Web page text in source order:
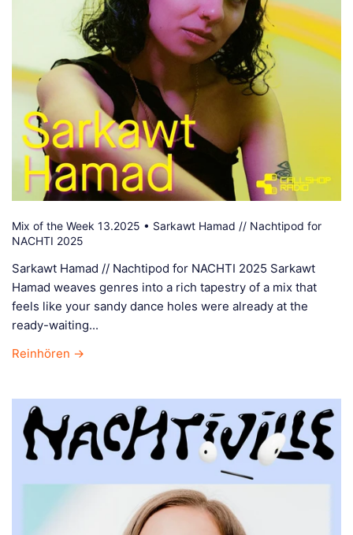
Mix of the Week 13.2025 • Sarkawt Hamad // Nachtipod for
NACHTI 2025
Sarkawt Hamad // Nachtipod for NACHTI 2025 Sarkawt
Hamad weaves genres into a rich tapestry of a mix that
feels like your sandy dance holes were already at the
ready-waiting...
Reinhören →